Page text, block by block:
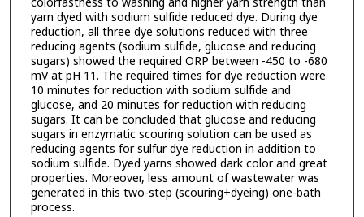
yarn dyed with sodium sulfide reduced dye. During dye
reduction, all three dye solutions reduced with three
reducing agents (sodium sulfide, glucose and reducing
sugars) showed the required ORP between -450 to -680
mV at pH 11. The required times for dye reduction were
10 minutes for reduction with sodium sulfide and
glucose, and 20 minutes for reduction with reducing
sugars. It can be concluded that glucose and reducing
sugars in enzymatic scouring solution can be used as
reducing agents for sulfur dye reduction in addition to
sodium sulfide. Dyed yarns showed dark color and great
properties. Moreover, less amount of wastewater was
generated in this two-step (scouring+dyeing) one-bath
process.